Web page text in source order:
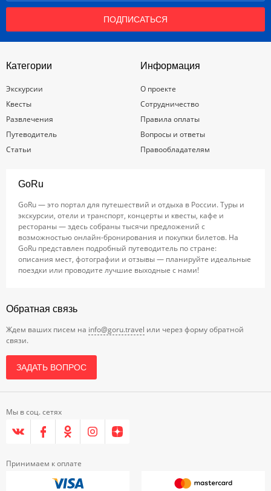
ПОДПИСАТЬСЯ
Категории
Экскурсии
Квесты
Развлечения
Путеводитель
Статьи
Информация
О проекте
Сотрудничество
Правила оплаты
Вопросы и ответы
Правообладателям
GoRu
GoRu — это портал для путешествий и отдыха в России. Туры и
экскурсии, отели и транспорт, концерты и квесты, кафе и
рестораны — здесь собраны тысячи предложений с
возможностью онлайн-бронирования и покупки билетов. На
GoRu представлен подробный путеводитель по стране:
описания мест, фотографии и отзывы — планируйте идеальные
поездки или проводите лучшие выходные с нами!
Обратная связь
Ждем ваших писем на info@goru.travel или через форму обратной
связи.
ЗАДАТЬ ВОПРОС
Мы в соц. сетях
Принимаем к оплате